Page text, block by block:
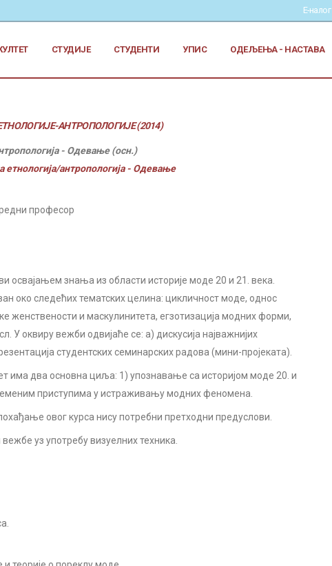
Е-налог
СТУДИЈЕ СТУДЕНТИ УПИС ОДЕЉЕЊА - НАСТАВА
АНТРОПОЛОГИЈЕ (2014)
- Одевање (осн.)
етнологија/антропологија - Одевање
професор
освајањем знања из области историје моде 20 и 21. века.
око следећих тематских целина: цикличност моде, однос
женствености и маскулинитета, егзотизација модних форми,
У оквиру вежби одвијаће се: а) дискусија најважнијих
студентских семинарских радова (мини-пројеката).
има два основна циља: 1) упознавање са историјом моде 20. и
приступима у истраживању модних феномена.
овог курса нису потребни претходни предуслови.
уз употребу визуелних техника.